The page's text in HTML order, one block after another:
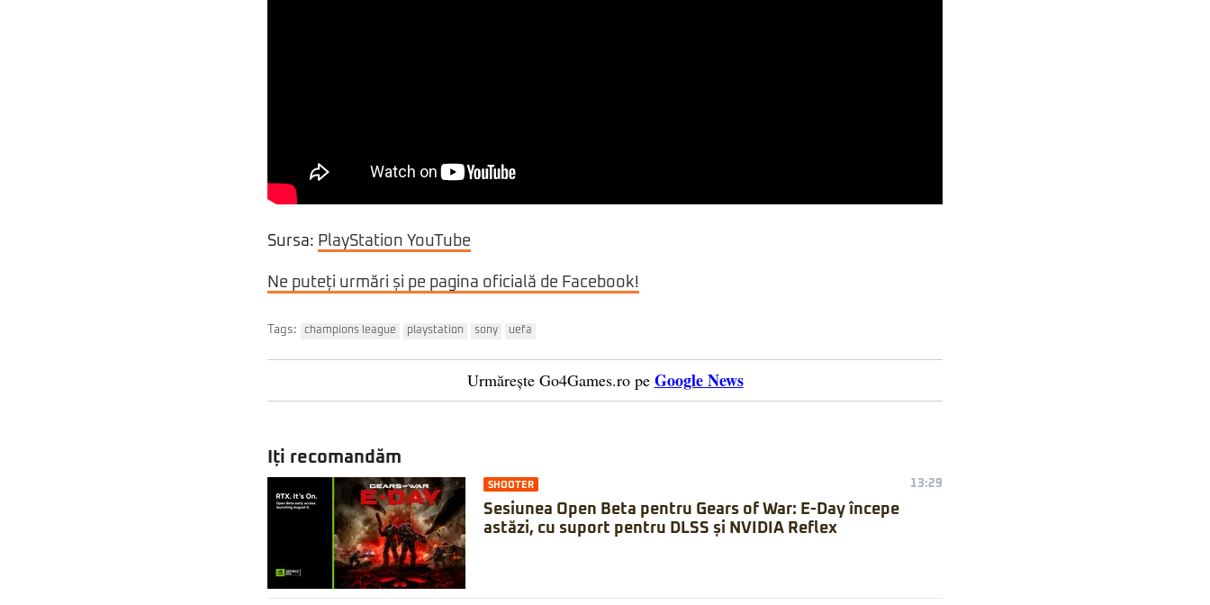
Sursa: PlayStation YouTube
Ne puteți urmări și pe pagina oficială de Facebook!
Tags: champions league playstation sony uefa
Urmărește Go4Games.ro pe Google News
Iți recomandăm
SHOOTER 13:29
Sesiunea Open Beta pentru Gears of War: E-Day începe
astăzi, cu suport pentru DLSS și NVIDIA Reflex